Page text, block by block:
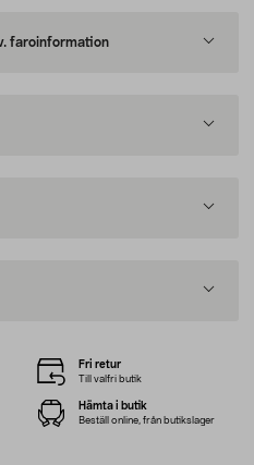
faroinformation
Fri retur
Till valfri butik
Hämta i butik
Beställ online, från butikslager